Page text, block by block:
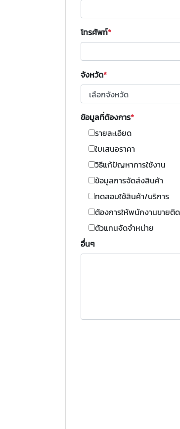
โทรศัพท์
จังหวัด
ข้อมูลที่ต้องการ
รายละเอียด
ใบเสนอราคา
วิธีแก้ปัญหาการใช้งาน
ข้อมูลการจัดส่งสินค้า
ทดสอบใช้สินค้า/บริการ
ต้องการให้พนักงานขายติ
ตัวแทนจัดจำหน่าย
อื่นๆ